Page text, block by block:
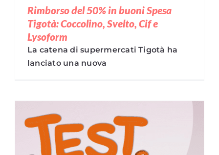
Rimborso del 50% in buoni Spesa
Tigotà: Coccolino, Svelto, Cif e
Lysoform
La catena di supermercati Tigotà ha
lanciato una nuova